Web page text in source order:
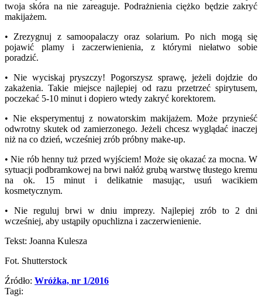
twoja skóra na nie zareaguje. Podrażnienia ciężko będzie zakryć
makijażem.
• Zrezygnuj z samoopalaczy oraz solarium. Po nich mogą się
pojawić plamy i zaczerwienienia, z którymi niełatwo sobie
poradzić.
• Nie wyciskaj pryszczy! Pogorszysz sprawę, jeżeli dojdzie do
zakażenia. Takie miejsce najlepiej od razu przetrzeć spirytusem,
poczekać 5-10 minut i dopiero wtedy zakryć korektorem.
• Nie eksperymentuj z nowatorskim makijażem. Może przynieść
odwrotny skutek od zamierzonego. Jeżeli chcesz wyglądać inaczej
niż na co dzień, wcześniej zrób próbny make-up.
• Nie rób henny tuż przed wyjściem! Może się okazać za mocna. W
sytuacji podbramkowej na brwi nałóż grubą warstwę tłustego kremu
na ok. 15 minut i delikatnie masując, usuń wacikiem
kosmetycznym.
• Nie reguluj brwi w dniu imprezy. Najlepiej zrób to 2 dni
wcześniej, aby ustąpiły opuchlizna i zaczerwienienie.
Tekst: Joanna Kulesza
Fot. Shutterstock
Źródło: Wróżka, nr 1/2016
Tagi: